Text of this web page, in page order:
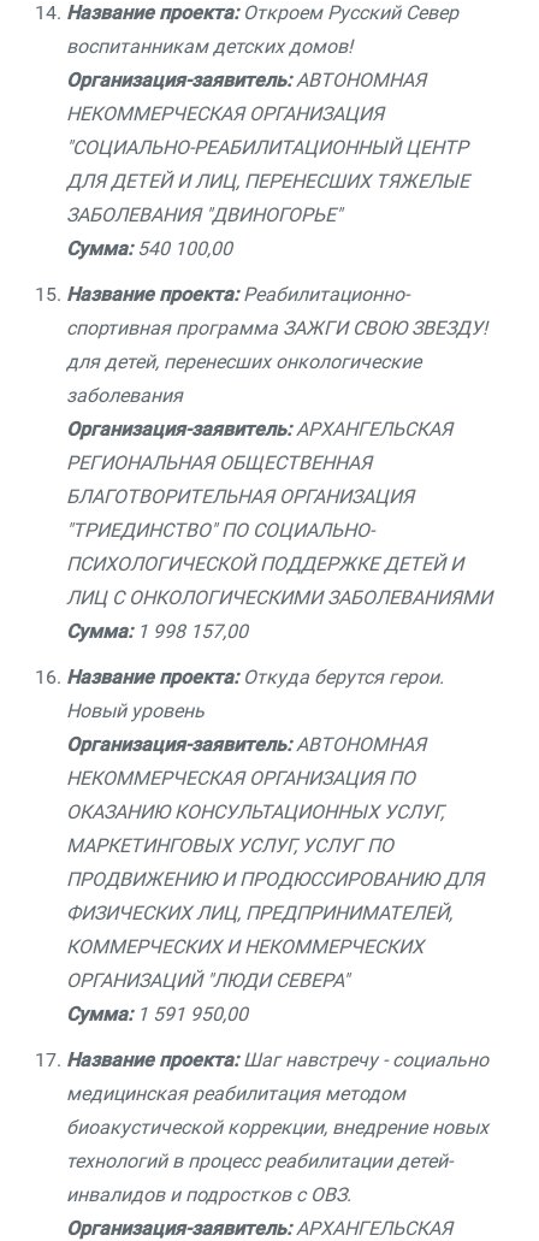
Название проекта:Откроем Русский Север
воспитанникам детских домов!
Организация-заявитель:АВТОНОМНАЯ
НЕКОММЕРЧЕСКАЯ ОРГАНИЗАЦИЯ
"СОЦИАЛЬНО-РЕАБИЛИТАЦИОННЫЙ ЦЕНТР
ДЛЯ ДЕТЕЙ И ЛИЦ, ПЕРЕНЕСШИХ ТЯЖЕЛЫЕ
ЗАБОЛЕВАНИЯ "ДВИНОГОРЬЕ"
Сумма:540 100,00
Название проекта:Реабилитационно-
спортивная программа ЗАЖГИ СВОЮ ЗВЕЗДУ!
для детей, перенесших онкологические
заболевания
Организация-заявитель:АРХАНГЕЛЬСКАЯ
РЕГИОНАЛЬНАЯ ОБЩЕСТВЕННАЯ
БЛАГОТВОРИТЕЛЬНАЯ ОРГАНИЗАЦИЯ
"ТРИЕДИНСТВО" ПО СОЦИАЛЬНО-
ПСИХОЛОГИЧЕСКОЙ ПОДДЕРЖКЕ ДЕТЕЙ И
ЛИЦ С ОНКОЛОГИЧЕСКИМИ ЗАБОЛЕВАНИЯМИ
Сумма:1 998 157,00
Название проекта:Откуда берутся герои.
Новый уровень
Организация-заявитель:АВТОНОМНАЯ
НЕКОММЕРЧЕСКАЯ ОРГАНИЗАЦИЯ ПО
ОКАЗАНИЮ КОНСУЛЬТАЦИОННЫХ УСЛУГ,
МАРКЕТИНГОВЫХ УСЛУГ, УСЛУГ ПО
ПРОДВИЖЕНИЮ И ПРОДЮССИРОВАНИЮ ДЛЯ
ФИЗИЧЕСКИХ ЛИЦ, ПРЕДПРИНИМАТЕЛЕЙ,
КОММЕРЧЕСКИХ И НЕКОММЕРЧЕСКИХ
ОРГАНИЗАЦИЙ "ЛЮДИ СЕВЕРА"
Сумма:1 591 950,00
Название проекта:Шаг навстречу - социально
медицинская реабилитация методом
биоакустической коррекции, внедрение новых
технологий в процесс реабилитации детей-
инвалидов и подростков с ОВЗ.
Организация-заявитель:АРХАНГЕЛЬСКАЯ